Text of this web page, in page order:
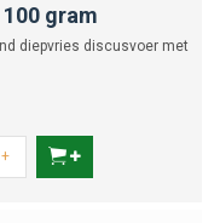
gram
diepvries discusvoer met
+